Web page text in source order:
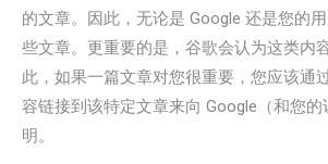
的文章。因此，无论是 Google 还是您的
些文章。更重要的是，谷歌会认为这类内
此，如果一篇文章对您很重要，您应该通
容链接到该特定文章来向 Google（和您
明。